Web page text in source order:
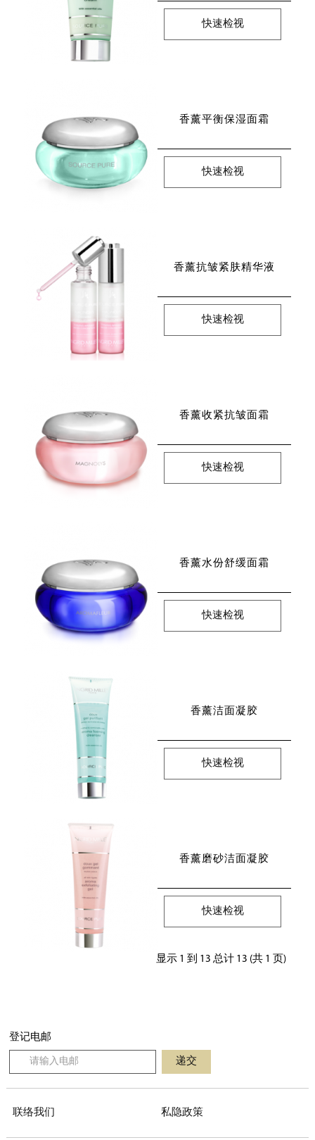
快速检视
香薰平衡保湿面霜
快速检视
香薰抗皱紧肤精华液
快速检视
香薰收紧抗皱面霜
快速检视
香薰水份舒缓面霜
快速检视
香薰洁面凝胶
快速检视
香薰磨砂洁面凝胶
快速检视
显示 1 到 13 总计 13 (共 1 页)
登记电邮
递交
联络我们 私隐政策